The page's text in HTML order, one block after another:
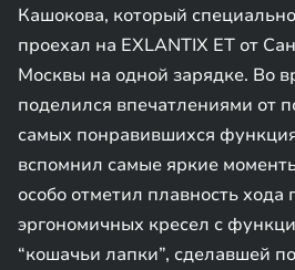
Кашокова, который
проехал на EXLANTIX ET от
Москвы на одной зарядке. Во
поделился впечатлениями от
самых понравившихся
вспомнил самые яркие
особо отметил плавность
эргономичных кресел с
“кошачьи лапки”, сделавшей